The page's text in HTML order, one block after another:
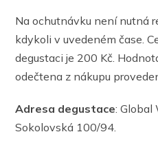
Na ochutnávku není nutná
kdykoli v uvedeném čase.
degustaci je 200 Kč.
odečtena z nákupu
Adresa degustace: Global
Sokolovská 100/94.